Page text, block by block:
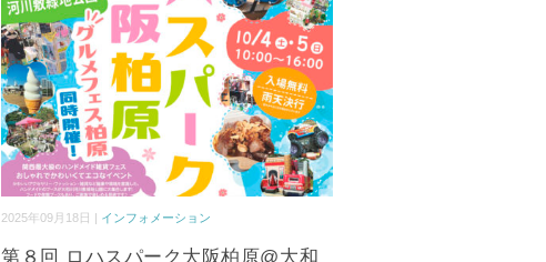
2025年09月18日 | インフォメーション
第８回 ロハスパーク大阪柏原@大和